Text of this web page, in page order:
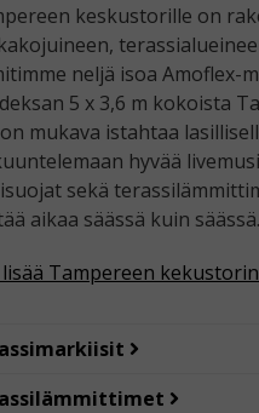
keskustorille on
neljä isoa Amoflex-
5 x 3,6 m kokoista
mukava istahtaa
hyvää
sekä
aikaa säässä kuin säässä.
lisää Tampereen